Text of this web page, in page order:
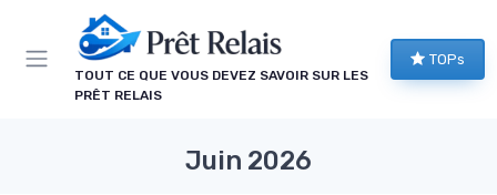
TOUT CE QUE VOUS DEVEZ SAVOIR SUR LES
PRÊT RELAIS
TOPs
Juin 2026
Panneau de gestion des cookies